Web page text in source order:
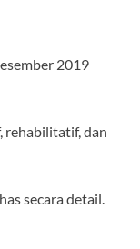
2019
rehabilitatif, dan
secara detail.